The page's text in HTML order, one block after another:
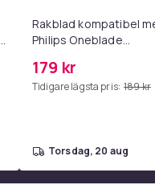
Rakblad kompatibel
Philips Oneblade
pack.
179 kr
Tidigare lägsta pris: 189 kr
torsdag, 20 aug